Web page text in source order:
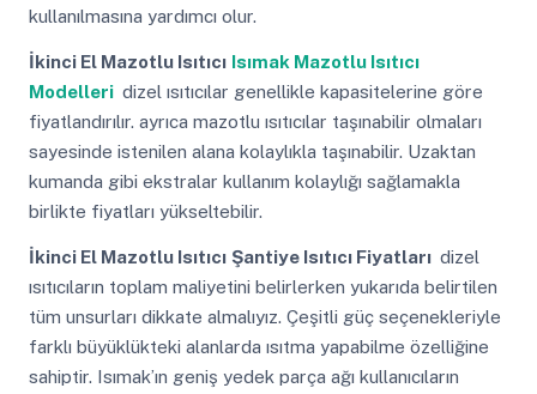
kullanılmasına yardımcı olur.
İkinci El Mazotlu Isıtıcı Isımak Mazotlu Isıtıcı
Modelleri dizel ısıtıcılar genellikle kapasitelerine göre
fiyatlandırılır. ayrıca mazotlu ısıtıcılar taşınabilir olmaları
sayesinde istenilen alana kolaylıkla taşınabilir. Uzaktan
kumanda gibi ekstralar kullanım kolaylığı sağlamakla
birlikte fiyatları yükseltebilir.
İkinci El Mazotlu Isıtıcı Şantiye Isıtıcı Fiyatları dizel
ısıtıcıların toplam maliyetini belirlerken yukarıda belirtilen
tüm unsurları dikkate almalıyız. Çeşitli güç seçenekleriyle
farklı büyüklükteki alanlarda ısıtma yapabilme özelliğine
sahiptir. Isımak’ın geniş yedek parça ağı kullanıcıların